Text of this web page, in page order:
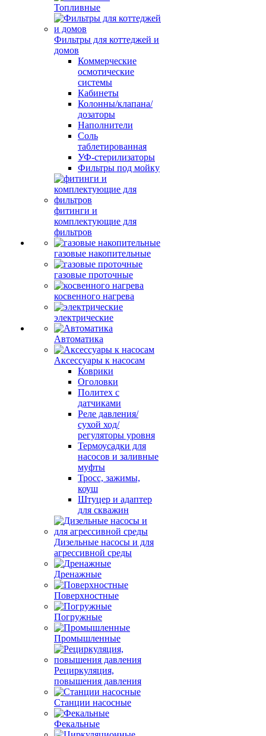
Топливные
Фильтры для коттеджей и
домов
Коммерческие
осмотические
системы
Кабинеты
Колонны/клапана/
дозаторы
Наполнители
Соль
таблетированная
УФ-стерилизаторы
Фильтры под мойку
фитинги и
комплектующие для
фильтров
газовые накопительные
газовые проточные
косвенного нагрева
электрические
Автоматика
Аксессуары к насосам
Коврики
Оголовки
Политех с
датчиками
Реле давления/
сухой ход/
регуляторы уровня
Термоусадки для
насосов и заливные
муфты
Тросс, зажимы,
коуш
Штуцер и адаптер
для скважин
Дизельные насосы и для
агрессивной среды
Дренажные
Поверхностные
Погружные
Промышленные
Рециркуляция,
повышения давления
Станции насосные
Фекальные